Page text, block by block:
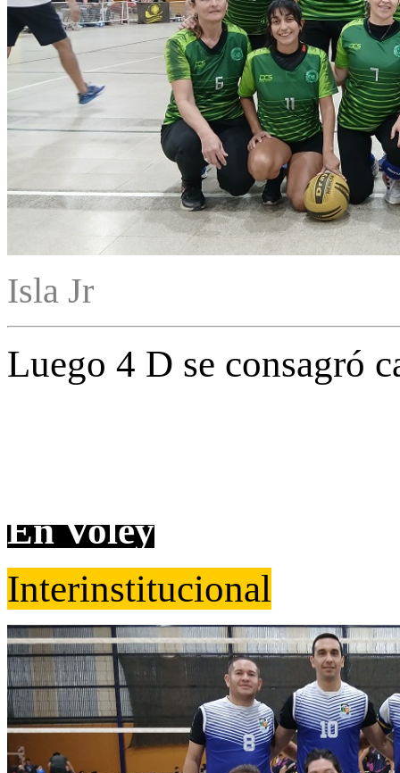
Isla Jr
Luego 4 D se consagró
En Voley
Interinstitucional